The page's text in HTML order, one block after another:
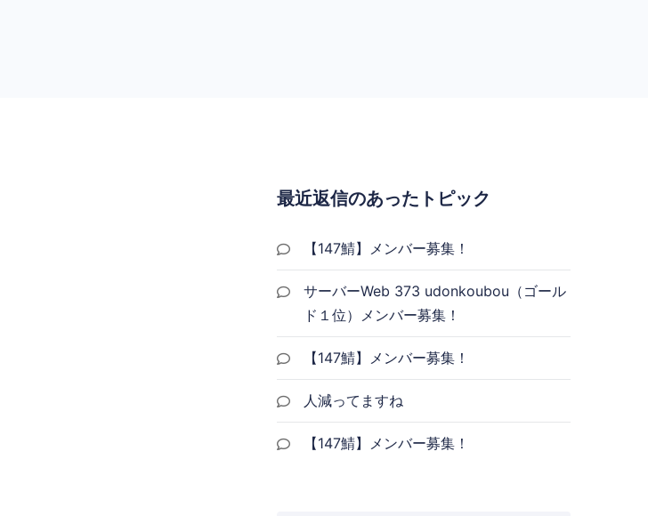
最近返信のあったトピック
【147鯖】メンバー募集！
サーバーWeb 373 udonkoubou（ゴール
ド１位）メンバー募集！
【147鯖】メンバー募集！
人減ってますね
【147鯖】メンバー募集！